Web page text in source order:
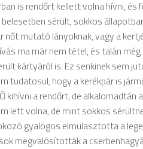
is rendőrt kellett volna hívni, és
sérült, sokkos
mutató lányoknak, vagy a
ma már nem tétel, és talán
kártyáról is. Ez senkinek sem
tudatosul, hogy a kerékpár is
kihívni a rendőrt, de
lett volna, de mint sokkos
gyalogos elmulasztotta a
megvalósították a